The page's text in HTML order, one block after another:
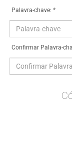
Palavra-chave: *
Confirmar Palavra-